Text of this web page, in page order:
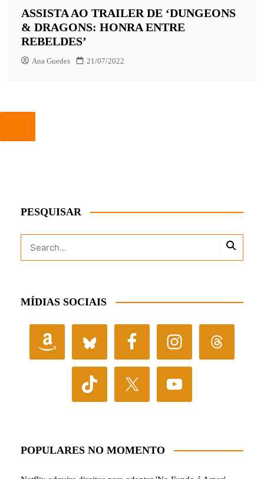
ASSISTA AO TRAILER DE ‘DUNGEONS
& DRAGONS: HONRA ENTRE
REBELDES’
Ana Guedes 21/07/2022
PESQUISAR
MÍDIAS SOCIAIS
POPULARES NO MOMENTO